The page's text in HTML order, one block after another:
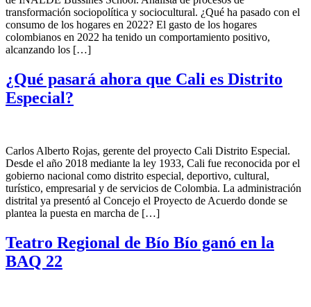
transformación sociopolítica y sociocultural. ¿Qué ha pasado con el
consumo de los hogares en 2022? El gasto de los hogares
colombianos en 2022 ha tenido un comportamiento positivo,
alcanzando los […]
¿Qué pasará ahora que Cali es Distrito
Especial?
Carlos Alberto Rojas, gerente del proyecto Cali Distrito Especial.
Desde el año 2018 mediante la ley 1933, Cali fue reconocida por el
gobierno nacional como distrito especial, deportivo, cultural,
turístico, empresarial y de servicios de Colombia. La administración
distrital ya presentó al Concejo el Proyecto de Acuerdo donde se
plantea la puesta en marcha de […]
Teatro Regional de Bío Bío ganó en la
BAQ 22